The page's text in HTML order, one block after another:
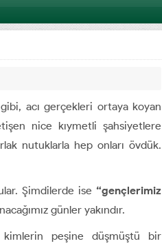
gibi, acı gerçekleri ortaya koyan
nice kıymetli şahsiyetlere
nutuklarla hep onları övdük.
Şimdilerde ise “gençlerimiz
günler yakındır.
peşine düşmüştü bir